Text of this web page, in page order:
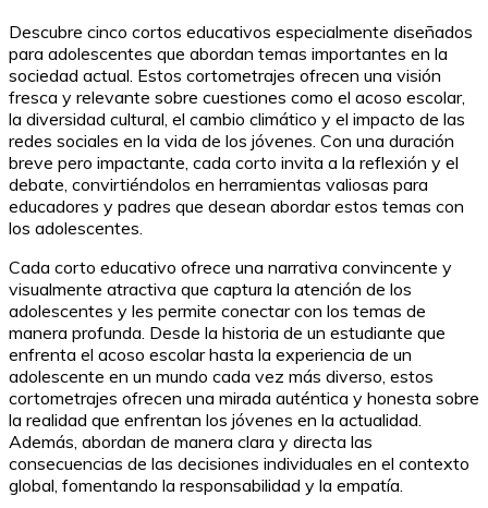
Descubre cinco cortos educativos especialmente diseñados
para adolescentes que abordan temas importantes en la
sociedad actual. Estos cortometrajes ofrecen una visión
fresca y relevante sobre cuestiones como el acoso escolar,
la diversidad cultural, el cambio climático y el impacto de las
redes sociales en la vida de los jóvenes. Con una duración
breve pero impactante, cada corto invita a la reflexión y el
debate, convirtiéndolos en herramientas valiosas para
educadores y padres que desean abordar estos temas con
los adolescentes.
Cada corto educativo ofrece una narrativa convincente y
visualmente atractiva que captura la atención de los
adolescentes y les permite conectar con los temas de
manera profunda. Desde la historia de un estudiante que
enfrenta el acoso escolar hasta la experiencia de un
adolescente en un mundo cada vez más diverso, estos
cortometrajes ofrecen una mirada auténtica y honesta sobre
la realidad que enfrentan los jóvenes en la actualidad.
Además, abordan de manera clara y directa las
consecuencias de las decisiones individuales en el contexto
global, fomentando la responsabilidad y la empatía.